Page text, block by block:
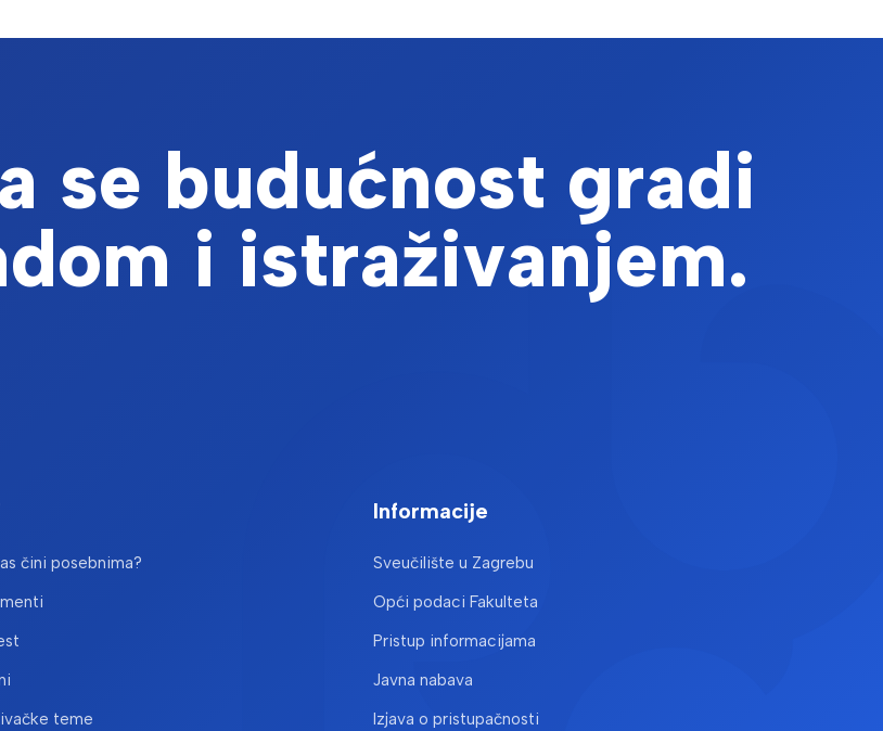
se budućnost gradi
i istraživanjem.
čini posebnima?
teme
Informacije
Sveučilište u Zagrebu
Opći podaci Fakulteta
Pristup informacijama
Javna nabava
Izjava o pristupačnosti